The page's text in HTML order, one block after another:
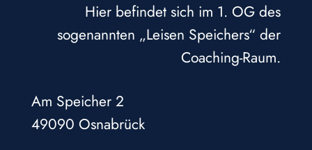
Hier befindet sich im 1. OG des
sogenannten „Leisen Speichers“ der
Coaching-Raum.
Am Speicher 2
49090 Osnabrück